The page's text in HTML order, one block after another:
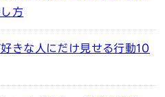
方
きな人にだけ見せる行動10